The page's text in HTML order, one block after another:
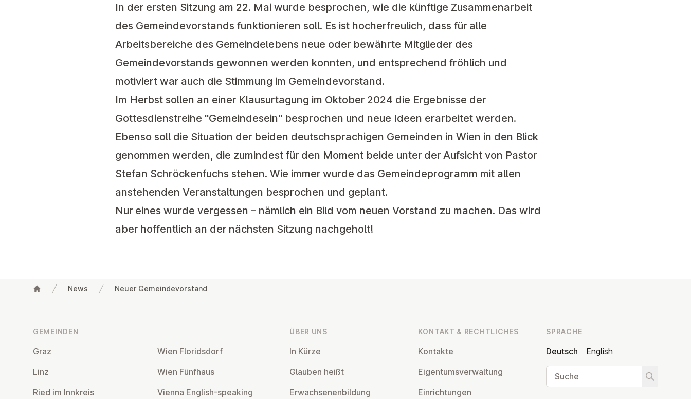
In der ersten Sitzung am 22. Mai wurde besprochen, wie die künftige Zusammenarbeit
des Gemeindevorstands funktionieren soll. Es ist hocherfreulich, dass für alle
Arbeitsbereiche des Gemeindelebens neue oder bewährte Mitglieder des
Gemeindevorstands gewonnen werden konnten, und entsprechend fröhlich und
motiviert war auch die Stimmung im Gemeindevorstand.
Im Herbst sollen an einer Klausurtagung im Oktober 2024 die Ergebnisse der
Gottesdienstreihe "Gemeindesein" besprochen und neue Ideen erarbeitet werden.
Ebenso soll die Situation der beiden deutschsprachigen Gemeinden in Wien in den Blick
genommen werden, die zumindest für den Moment beide unter der Aufsicht von Pastor
Stefan Schröckenfuchs stehen. Wie immer wurde das Gemeindeprogramm mit allen
anstehenden Veranstaltungen besprochen und geplant.
Nur eines wurde vergessen – nämlich ein Bild vom neuen Vorstand zu machen. Das wird
aber hoffentlich an der nächsten Sitzung nachgeholt!
News Neuer Gemeindevorstand
GEMEINDEN
Graz
Linz
Ried im Innkreis
Wien Flo­rids­dorf
Wien Fünfhaus
Vienna English-speaking
ÜBER UNS
In Kürze
Glauben heißt
Er­wach­se­nen­bil­dung
KONTAKT & RECHT­LI­CHES
Kontakte
Ei­gen­tums­ver­wal­tung
Ein­rich­tun­gen
SPRACHE
Deutsch
English
Suche
Suche